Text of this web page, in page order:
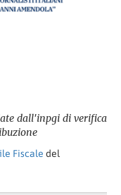
dall'inpgi di verifica
Fiscale del